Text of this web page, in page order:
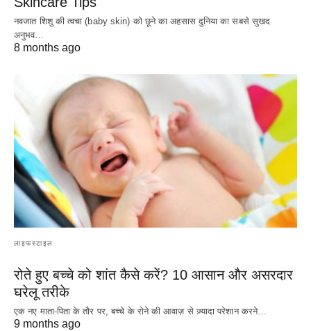
नवजात शिशु की त्वचा (baby skin) को छूने का अहसास दुनिया का सबसे सुखद
अनुभव…
8 months ago
लाइफस्टाइल
रोते हुए बच्चे को शांत कैसे करें? 10 आसान और असरदार
घरेलू तरीके
एक नए माता-पिता के तौर पर, बच्चे के रोने की आवाज़ से ज़्यादा परेशान करने…
9 months ago